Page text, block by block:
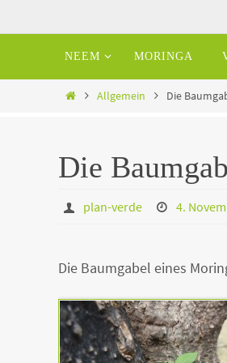
Inhalt
springen
NEEM MORINGA
HomeAllgemein Die
Die
plan-verde 4.
Die Baumgabel eines